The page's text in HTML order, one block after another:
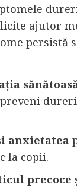
ajutor
persistă
anxietatea
la copii.